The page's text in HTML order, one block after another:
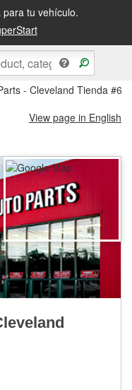
tu vehículo.
o recógela en la tienda
- Cleveland Tienda
View page in English